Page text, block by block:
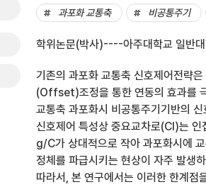
과포화 교통축 비공통주기
학위논문(박사)----아주대학교 일반
기존의 과포화 교통축 신호제어전략
(Offset)조정을 통한 연동의 효과를
교통축 과포화시 비공통주기기반의
신호제어 특성상 중요교차로(CI)는
g/C가 상대적으로 작아 과포화시에
정체를 파급시키는 현상이 자주 발생
따라서, 본 연구에서는 이러한 한계점